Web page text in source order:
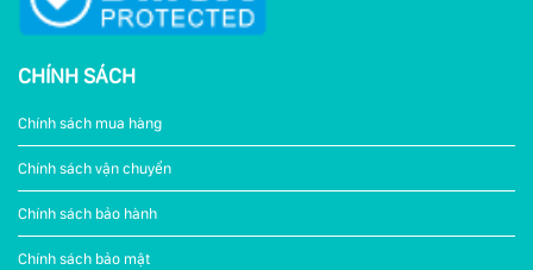
CHÍNH SÁCH
Chính sách mua hàng
Chính sách vận chuyển
Chính sách bảo hành
Chính sách bảo mật